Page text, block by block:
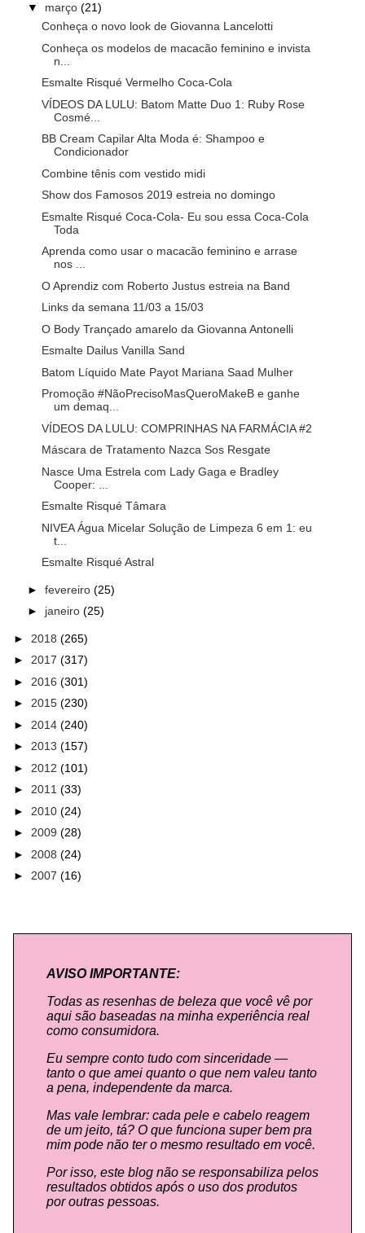
▼ março (21)
Conheça o novo look de Giovanna Lancelotti
Conheça os modelos de macacão feminino e invista
n...
Esmalte Risqué Vermelho Coca-Cola
VÍDEOS DA LULU: Batom Matte Duo 1: Ruby Rose
Cosmé...
BB Cream Capilar Alta Moda é: Shampoo e
Condicionador
Combine tênis com vestido midi
Show dos Famosos 2019 estreia no domingo
Esmalte Risqué Coca-Cola- Eu sou essa Coca-Cola
Toda
Aprenda como usar o macacão feminino e arrase
nos ...
O Aprendiz com Roberto Justus estreia na Band
Links da semana 11/03 a 15/03
O Body Trançado amarelo da Giovanna Antonelli
Esmalte Dailus Vanilla Sand
Batom Líquido Mate Payot Mariana Saad Mulher
Promoção #NãoPrecisoMasQueroMakeB e ganhe
um demaq...
VÍDEOS DA LULU: COMPRINHAS NA FARMÁCIA #2
Máscara de Tratamento Nazca Sos Resgate
Nasce Uma Estrela com Lady Gaga e Bradley
Cooper: ...
Esmalte Risqué Tâmara
NIVEA Água Micelar Solução de Limpeza 6 em 1: eu
t...
Esmalte Risqué Astral
► fevereiro (25)
► janeiro (25)
► 2018 (265)
► 2017 (317)
► 2016 (301)
► 2015 (230)
► 2014 (240)
► 2013 (157)
► 2012 (101)
► 2011 (33)
► 2010 (24)
► 2009 (28)
► 2008 (24)
► 2007 (16)
AVISO IMPORTANTE:
Todas as resenhas de beleza que você vê por
aqui são baseadas na minha experiência real
como consumidora.
Eu sempre conto tudo com sinceridade —
tanto o que amei quanto o que nem valeu tanto
a pena, independente da marca.
Mas vale lembrar: cada pele e cabelo reagem
de um jeito, tá? O que funciona super bem pra
mim pode não ter o mesmo resultado em você.
Por isso, este blog não se responsabiliza pelos
resultados obtidos após o uso dos produtos
por outras pessoas.